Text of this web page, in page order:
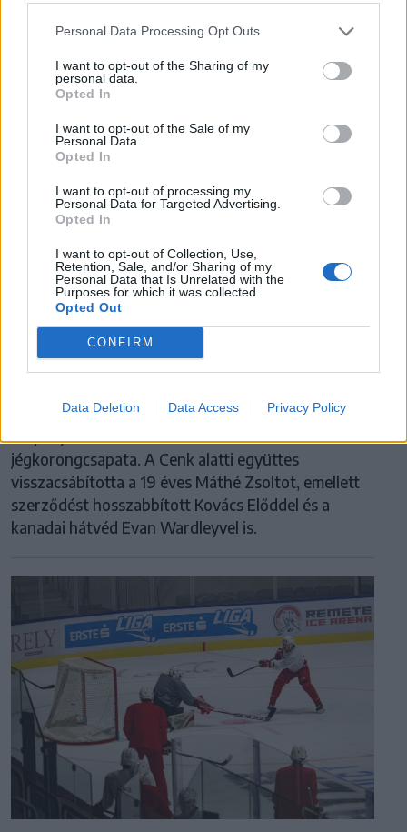
Personal Data Processing Opt Outs
I want to opt-out of the Sharing of my
personal data.
Opted In
I want to opt-out of the Sale of my
Personal Data.
Opted In
I want to opt-out of processing my
Personal Data for Targeted Advertising.
Opted In
I want to opt-out of Collection, Use,
Retention, Sale, and/or Sharing of my
Personal Data that Is Unrelated with the
Purposes for which it was collected.
Opted Out
CONFIRM
Data Deletion Data Access Privacy Policy
EZ IS ÉRDEKELHETI
Hazatérő tehetség és két hosszabbítás
– tovább építi keretét a Brassói Corona
Folytatja keretének kialakítását a Brassói Corona
jégkorongcsapata. A Cenk alatti együttes
visszacsábította a 19 éves Máthé Zsoltot, emellett
szerződést hosszabbított Kovács Előddel és a
kanadai hátvéd Evan Wardleyvel is.